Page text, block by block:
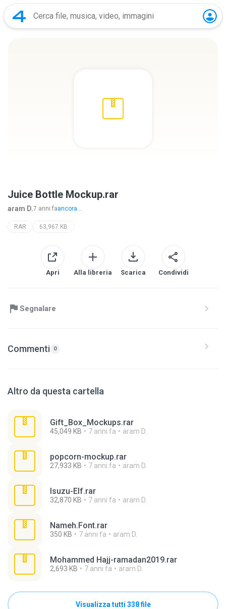
Juice Bottle Mockup.rar
aram D.7 anni faancora...
RAR 63,967 KB
Apri Alla libreria Scarica Condividi
Segnalare
Commenti 0
Altro da questa cartella
Gift_Box_Mockups.rar
45,049 KB 7 anni fa aram D.
popcorn-mockup.rar
27,933 KB 7 anni fa aram D.
Isuzu-Elf.rar
32,870 KB 7 anni fa aram D.
Nameh.Font.rar
350 KB 7 anni fa aram D.
Mohammed Hajj-ramadan2019.rar
2,693 KB 7 anni fa aram D.
Visualizza tutti 338 file